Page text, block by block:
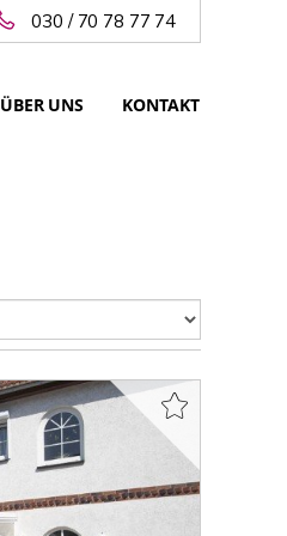
030 / 70 78 77 74
ÜBER UNS KONTAKT